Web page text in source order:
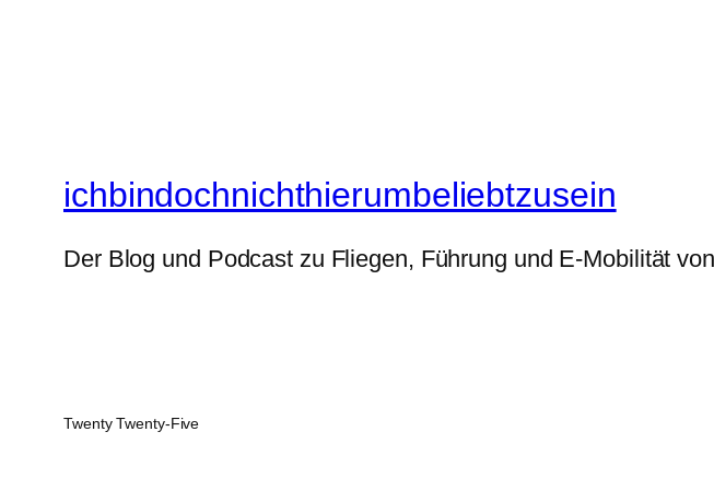
ichbindochnichthierumbeliebtzusein
Der Blog und Podcast zu Fliegen, Führung und E-Mobilität
Twenty Twenty-Five